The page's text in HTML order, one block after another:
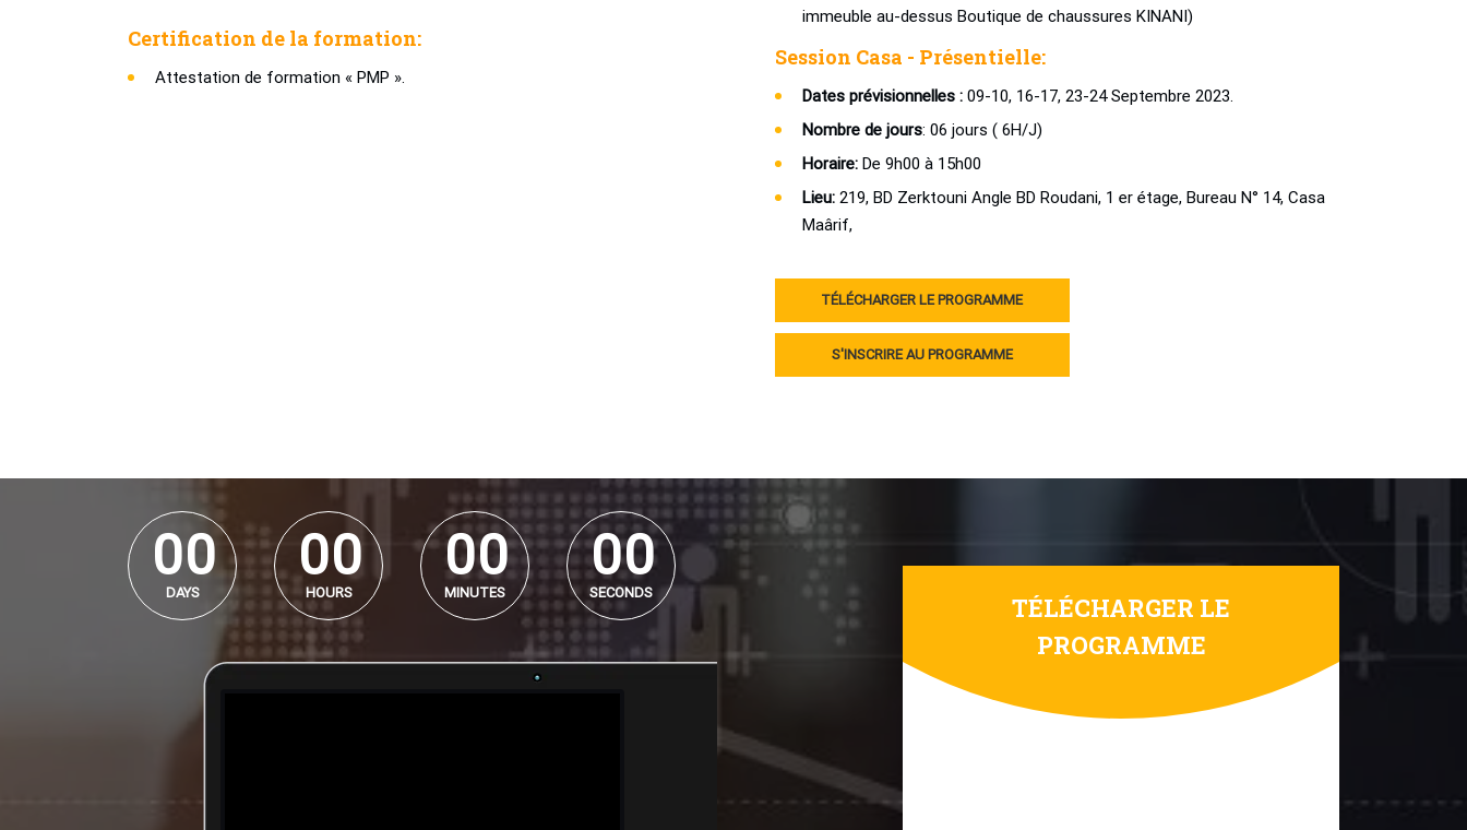
Certification de la formation:
Attestation de formation « PMP ».
immeuble au-dessus Boutique de chaussures KINANI)
Session Casa - Présentielle:
Dates prévisionnelles :09-10, 16-17, 23-24 Septembre 2023.
Nombre de jours: 06 jours ( 6H/J)
Horaire:De 9h00 à 15h00
Lieu:219, BD Zerktouni Angle BD Roudani, 1 er étage, Bureau N° 14, Casa
Maârif,
TÉLÉCHARGER LE PROGRAMME
S'INSCRIRE AU PROGRAMME
00
00
DAYS
00
00
HOURS
00
00
MINUTES
00
00
SECONDS
TÉLÉCHARGER LE
PROGRAMME